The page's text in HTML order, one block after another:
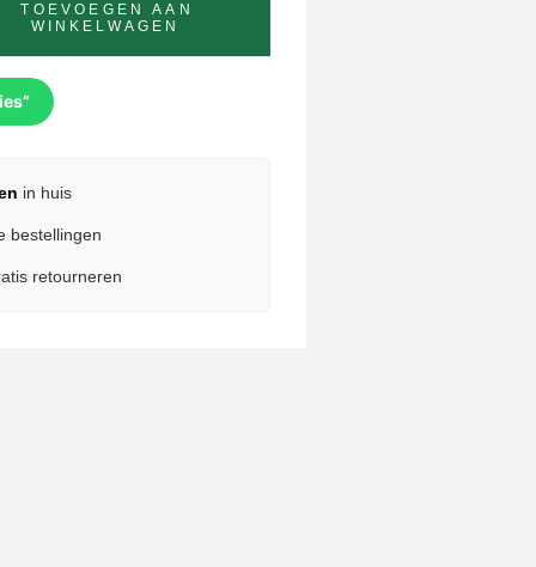
TOEVOEGEN AAN
WINKELWAGEN
in huis
bestellingen
retourneren